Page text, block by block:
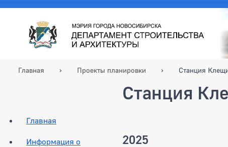
Главная Проекты планировки Станция
Главная
Информация о
Станция
2025